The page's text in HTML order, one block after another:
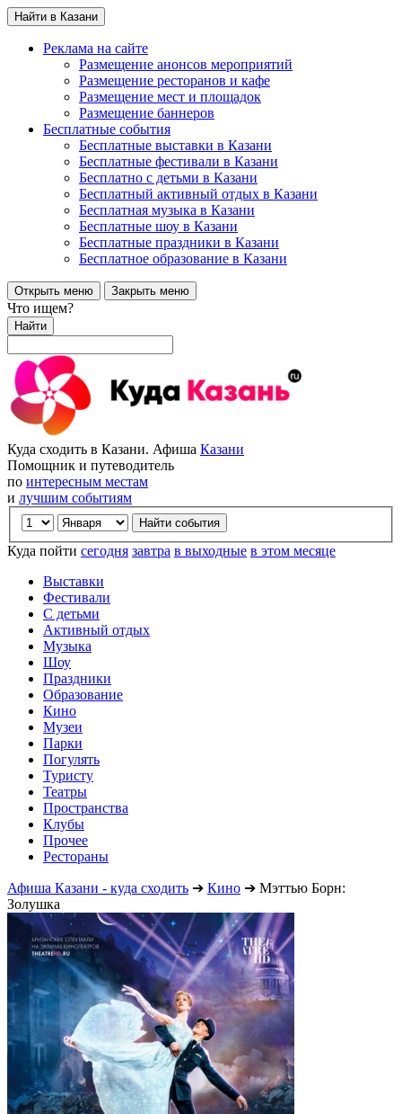
Найти в Казани
Реклама на сайте
Размещение анонсов мероприятий
Размещение ресторанов и кафе
Размещение мест и площадок
Размещение баннеров
Бесплатные события
Бесплатные выставки в Казани
Бесплатные фестивали в Казани
Бесплатно с детьми в Казани
Бесплатный активный отдых в Казани
Бесплатная музыка в Казани
Бесплатные шоу в Казани
Бесплатные праздники в Казани
Бесплатное образование в Казани
Открыть меню Закрыть меню
Что ищем?
Найти
Куда сходить в Казани. Афиша Казани
Помощник и путеводитель
по интересным местам
и лучшим событиям
Куда пойти сегодня завтра в выходные в этом месяце
Выставки
Фестивали
С детьми
Активный отдых
Музыка
Шоу
Праздники
Образование
Кино
Музеи
Парки
Погулять
Туристу
Театры
Пространства
Клубы
Прочее
Рестораны
Афиша Казани - куда сходить ➔ Кино ➔ Мэттью Борн:
Золушка